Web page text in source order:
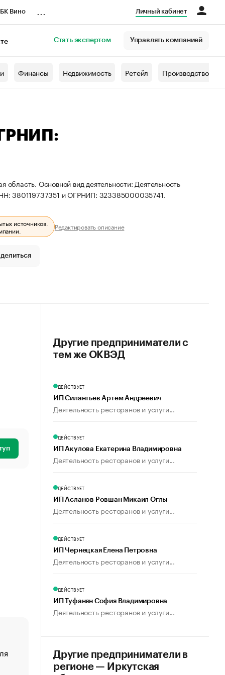
Вино Личный кабинет
Стать экспертом Управлять компанией
Финансы Недвижимость Ретейл Производство
Основной вид деятельности: Деятельность
380119737351 и ОГРНИП: 323385000035741.
источников.
Редактировать описание
«От спорта тело стареет иначе». Как живет глава
создавшей GTA
Другие предприниматели с
тем же ОКВЭД
ДЕЙСТВУЕТ
ИП Силантьев Артем Андреевич
Деятельность ресторанов и услуги...
ДЕЙСТВУЕТ
ИП Акулова Екатерина Владимировна
Деятельность ресторанов и услуги...
ДЕЙСТВУЕТ
ИП Асланов Ровшан Микаил Оглы
Деятельность ресторанов и услуги...
ДЕЙСТВУЕТ
ИП Чернецкая Елена Петровна
Деятельность ресторанов и услуги...
ДЕЙСТВУЕТ
ИП Туфанян София Владимировна
Деятельность ресторанов и услуги...
Другие предприниматели в
регионе — Иркутская